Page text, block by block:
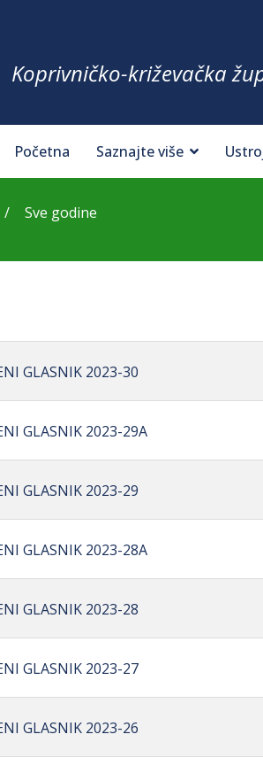
Koprivničko-križevačka
Početna Saznajte više
Sve godine
GLASNIK 2023-30
GLASNIK 2023-29A
GLASNIK 2023-29
GLASNIK 2023-28A
GLASNIK 2023-28
GLASNIK 2023-27
GLASNIK 2023-26